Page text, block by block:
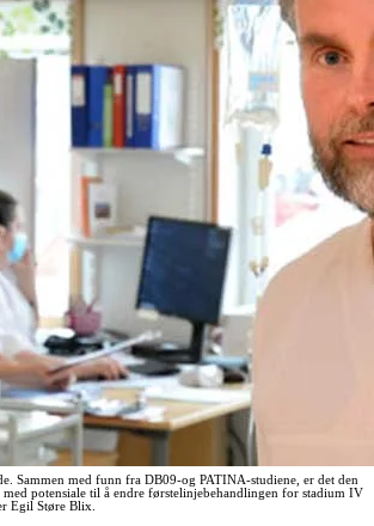
Sammen med funn fra DB09-og PATINA-studiene, er det den
med potensiale til å endre førstelinjebehandlingen for stadium IV
Egil Støre Blix.